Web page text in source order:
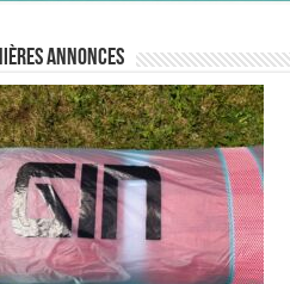
annonces